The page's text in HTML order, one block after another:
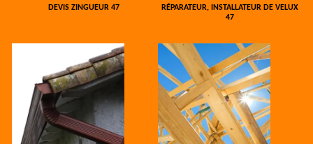
DEVIS ZINGUEUR 47
RÉPARATEUR, INSTALLATEUR DE VELUX
47